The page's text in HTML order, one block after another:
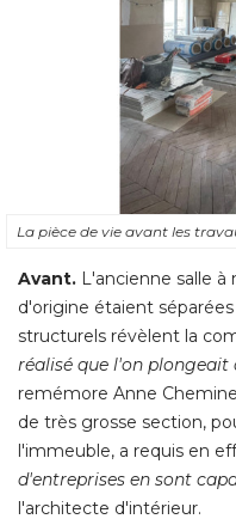
La pièce de vie avant les
Avant. L'ancienne salle à
d'origine étaient séparées
structurels révèlent la
réalisé que l'on
remémore Anne
de très grosse section,